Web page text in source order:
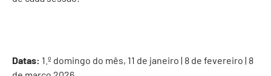
Datas: 1.º domingo do mês, 11 de janeiro | 8 de fevereiro | 8